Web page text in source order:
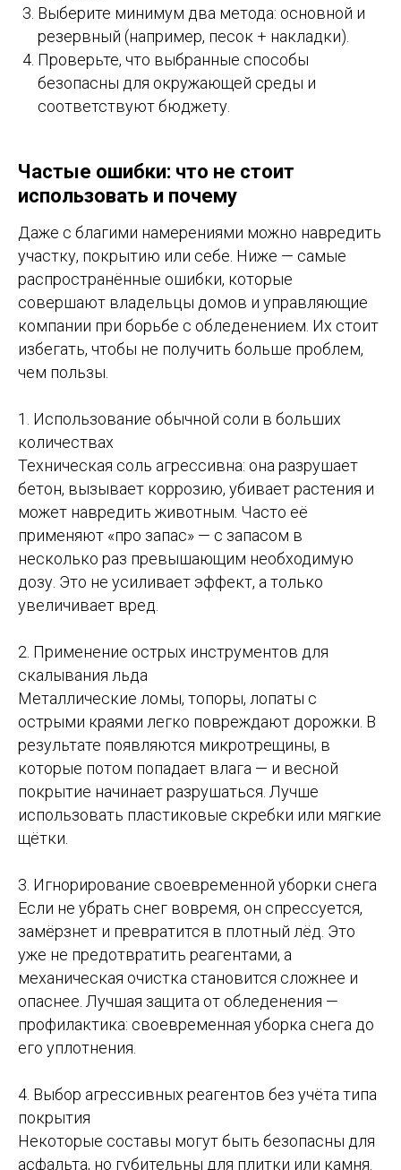
Выберите минимум два метода: основной и
резервный (например, песок + накладки).
Проверьте, что выбранные способы
безопасны для окружающей среды и
соответствуют бюджету.
Частые ошибки: что не стоит
использовать и почему
Даже с благими намерениями можно навредить
участку, покрытию или себе. Ниже — самые
распространённые ошибки, которые
совершают владельцы домов и управляющие
компании при борьбе с обледенением. Их стоит
избегать, чтобы не получить больше проблем,
чем пользы.
1. Использование обычной соли в больших
количествах
Техническая соль агрессивна: она разрушает
бетон, вызывает коррозию, убивает растения и
может навредить животным. Часто её
применяют «про запас» — с запасом в
несколько раз превышающим необходимую
дозу. Это не усиливает эффект, а только
увеличивает вред.
2. Применение острых инструментов для
скалывания льда
Металлические ломы, топоры, лопаты с
острыми краями легко повреждают дорожки. В
результате появляются микротрещины, в
которые потом попадает влага — и весной
покрытие начинает разрушаться. Лучше
использовать пластиковые скребки или мягкие
щётки.
3. Игнорирование своевременной уборки снега
Если не убрать снег вовремя, он спрессуется,
замёрзнет и превратится в плотный лёд. Это
уже не предотвратить реагентами, а
механическая очистка становится сложнее и
опаснее. Лучшая защита от обледенения —
профилактика: своевременная уборка снега до
его уплотнения.
4. Выбор агрессивных реагентов без учёта типа
покрытия
Некоторые составы могут быть безопасны для
асфальта, но губительны для плитки или камня.